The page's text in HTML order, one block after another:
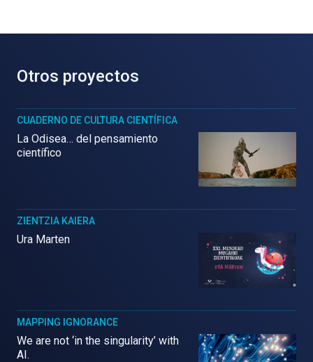
Otros proyectos
CUADERNO DE CULTURA CIENTÍFICA
La Odisea… del pensamiento
científico
ZIENTZIA KAIERA
Ura Marten
MAPPING IGNORANCE
We are not ‘in the singularity’ with
AI.